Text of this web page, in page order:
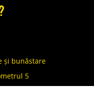
și bunăstare
5